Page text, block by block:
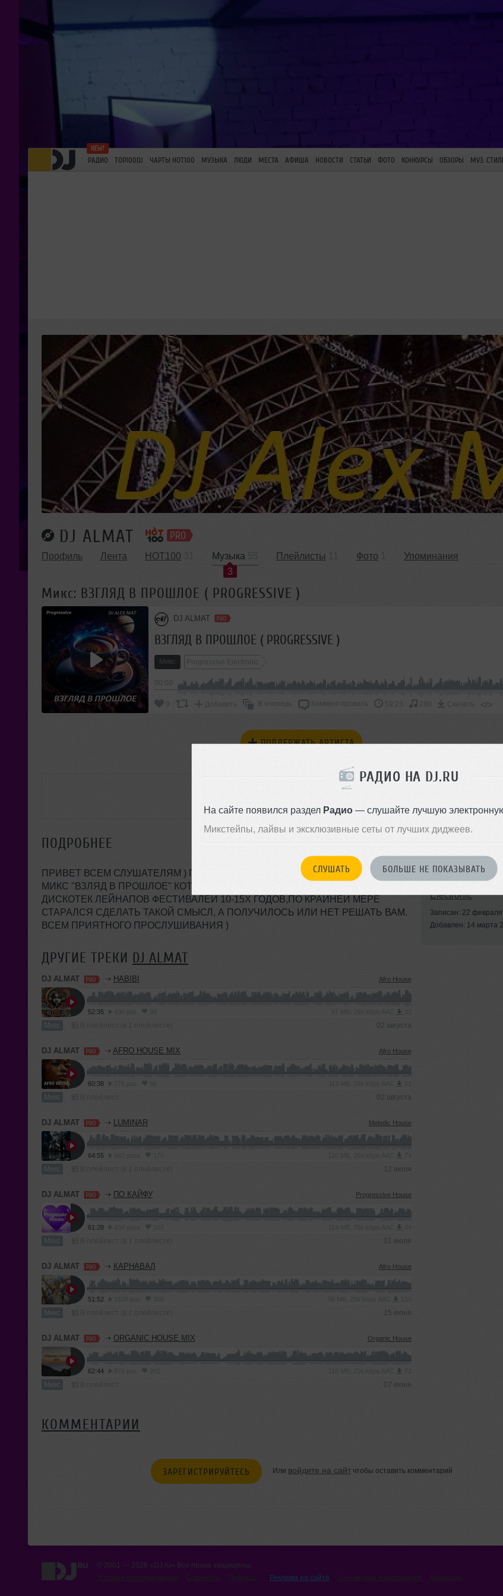
РАДИО НА DJ.RU
На сайте появился раздел Радио— слушайте лучшую
Микстейпы, лайвы и эксклюзивные сеты от лучших диджеев.
СЛУШАТЬ БОЛЬШЕ НЕ ПОКАЗЫВАТЬ
РАДИО TOP100DJ ЧАРТЫ HOT100 МУЗЫКА ЛЮДИ МЕСТА АФИША НОВОСТИ СТАТЬИ ФОТО КОНКУРСЫ ОБЗОРЫ МУЗ.
DJ ALMAT
Профиль Лента HOT100
Музыка
3
Плейлисты Фото Упоминания
Микс: ВЗГЛЯД В ПРОШЛОЕ ( PROGRESSIVE )
DJ ALMAT
ВЗГЛЯД В ПРОШЛОЕ ( PROGRESSIVE )
Микс Progressive Electronic
9 Добавить В очередь Комментировать 59:23 280 Скачать </>
ПОДДЕРЖАТЬ АРТИСТА
РАССКАЖИ ДРУЗЬЯМ
ПОДРОБНЕЕ
ПРИВЕТ ВСЕМ СЛУШАТЕЛЯМ ) ПРЕДСТАВЛЯЮ ВАШЕМУ ВНИМАНИЮ НОВЫЙ
МИКС "ВЗЛЯД В ПРОШЛОЕ" КОТОРЫЙ ПОГРУЗИТ ВАС ВО ВРЕМЕНА
ДИСКОТЕК ЛЕЙНАПОВ ФЕСТИВАЛЕЙ 10-15Х ГОДОВ,ПО КРАЙНЕЙ МЕРЕ
СТАРАЛСЯ СДЕЛАТЬ ТАКОЙ СМЫСЛ, А ПОЛУЧИЛОСЬ ИЛИ НЕТ РЕШАТЬ ВАМ.
ВСЕМ ПРИЯТНОГО ПРОСЛУШИВАНИЯ )
ДРУГИЕ ТРЕКИ DJ ALMAT
DJ ALMAT ➝ HABIBI Afro House
52:35
Микс 02 августа
DJ ALMAT ➝ AFRO HOUSE MIX Afro House
60:38
Микс 02 августа
DJ ALMAT ➝ LUMINAR Melodic House
64:55
Микс 12 июля
DJ ALMAT ➝ ПО КАЙФУ Progressive House
61:28
Микс 01 июля
DJ ALMAT ➝ КАРНАВАЛ Afro House
51:52
Микс 15 июня
DJ ALMAT ➝ ORGANIC HOUSE MIX Organic House
62:44
Микс 07 июня
Стиль:
Electronic
Записан: 22
Добавлен: 14 марта
КОММЕНТАРИИ
ЗАРЕГИСТРИРУЙТЕСЬ Или войдите на сайтчтобы оставить комментарий
© 2001 — 2026 «DJ.ru» Все права защищены.
Реклама на сайте